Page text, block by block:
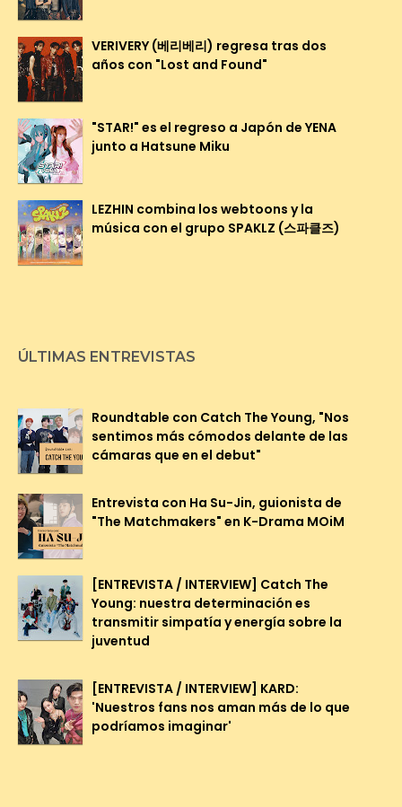
VERIVERY (베리베리) regresa tras dos
años con "Lost and Found"
"STAR!" es el regreso a Japón de YENA
junto a Hatsune Miku
LEZHIN combina los webtoons y la
música con el grupo SPAKLZ (스파클즈)
ÚLTIMAS ENTREVISTAS
Roundtable con Catch The Young, "Nos
sentimos más cómodos delante de las
cámaras que en el debut"
Entrevista con Ha Su-Jin, guionista de
"The Matchmakers" en K-Drama MOiM
[ENTREVISTA / INTERVIEW] Catch The
Young: nuestra determinación es
transmitir simpatía y energía sobre la
juventud
[ENTREVISTA / INTERVIEW] KARD:
'Nuestros fans nos aman más de lo que
podríamos imaginar'